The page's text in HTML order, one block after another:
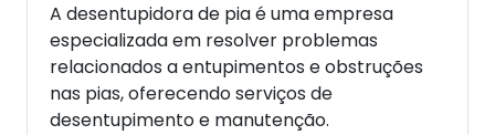
A desentupidora de pia é uma empresa
especializada em resolver problemas
relacionados a entupimentos e obstruções
nas pias, oferecendo serviços de
desentupimento e manutenção.